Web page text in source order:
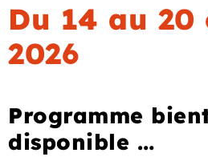
Du 14 au 20
2026
Programme
disponible …